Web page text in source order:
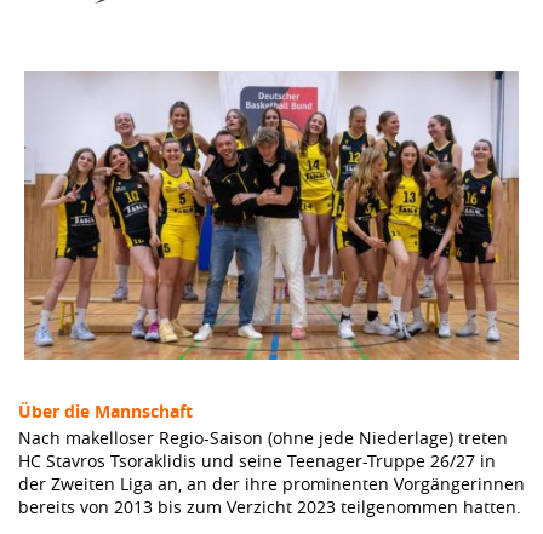
Über die Mannschaft
Nach makelloser Regio-Saison (ohne jede Niederlage) treten
HC Stavros Tsoraklidis und seine Teenager-Truppe 26/27 in
der Zweiten Liga an, an der ihre prominenten Vorgängerinnen
bereits von 2013 bis zum Verzicht 2023 teilgenommen hatten.